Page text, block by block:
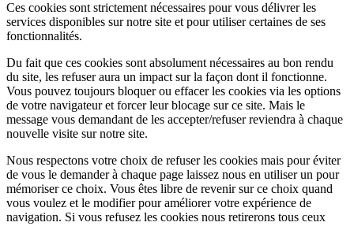
Ces cookies sont strictement nécessaires pour vous délivrer les
services disponibles sur notre site et pour utiliser certaines de ses
fonctionnalités.
Du fait que ces cookies sont absolument nécessaires au bon rendu
du site, les refuser aura un impact sur la façon dont il fonctionne.
Vous pouvez toujours bloquer ou effacer les cookies via les options
de votre navigateur et forcer leur blocage sur ce site. Mais le
message vous demandant de les accepter/refuser reviendra à chaque
nouvelle visite sur notre site.
Nous respectons votre choix de refuser les cookies mais pour éviter
de vous le demander à chaque page laissez nous en utiliser un pour
mémoriser ce choix. Vous êtes libre de revenir sur ce choix quand
vous voulez et le modifier pour améliorer votre expérience de
navigation. Si vous refusez les cookies nous retirerons tous ceux